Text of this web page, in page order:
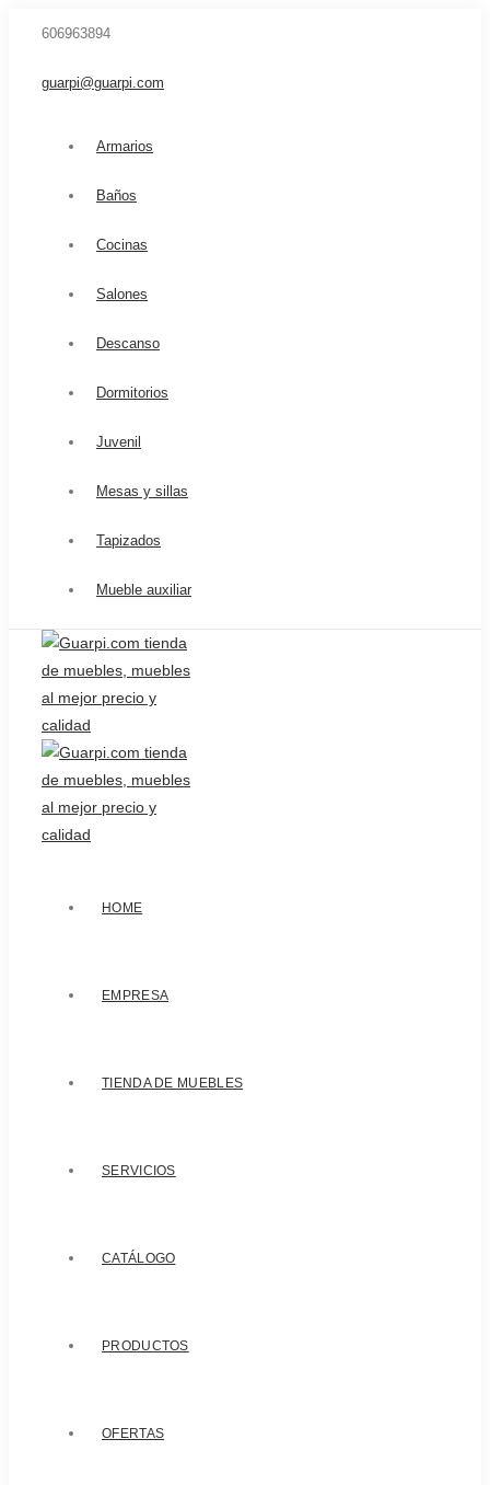
606963894
guarpi@guarpi.com
Armarios
Baños
Cocinas
Salones
Descanso
Dormitorios
Juvenil
Mesas y sillas
Tapizados
Mueble auxiliar
HOME
EMPRESA
TIENDA DE MUEBLES
SERVICIOS
CATÁLOGO
PRODUCTOS
OFERTAS